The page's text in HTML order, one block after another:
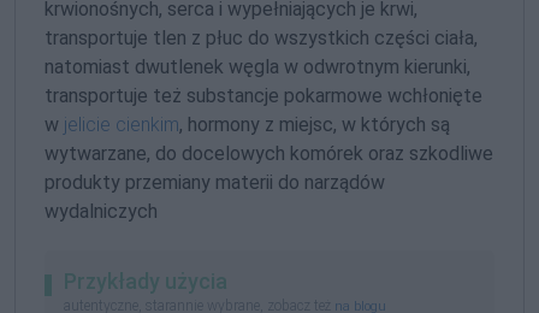
krwionośnych, serca i wypełniających je krwi,
transportuje tlen z płuc do wszystkich części ciała,
natomiast dwutlenek węgla w odwrotnym kierunki,
transportuje też substancje pokarmowe wchłonięte
w jelicie cienkim, hormony z miejsc, w których są
wytwarzane, do docelowych komórek oraz szkodliwe
produkty przemiany materii do narządów
wydalniczych
Przykłady użycia
autentyczne, starannie wybrane, zobacz też na blogu